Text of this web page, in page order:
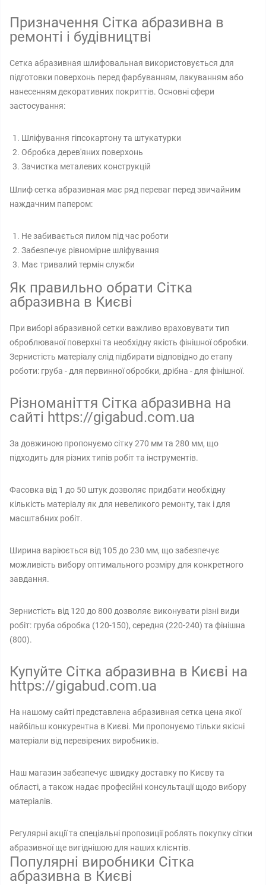
Призначення Сітка абразивна в
ремонті і будівництві
Сетка абразивная шлифовальная використовується для
підготовки поверхонь перед фарбуванням, лакуванням або
нанесенням декоративних покриттів. Основні сфери
застосування:
Шліфування гіпсокартону та штукатурки
Обробка дерев'яних поверхонь
Зачистка металевих конструкцій
Шлиф сетка абразивная має ряд переваг перед звичайним
наждачним папером:
Не забивається пилом під час роботи
Забезпечує рівномірне шліфування
Має тривалий термін служби
Як правильно обрати Сітка
абразивна в Києві
При виборі абразивной сетки важливо враховувати тип
оброблюваної поверхні та необхідну якість фінішної обробки.
Зернистість матеріалу слід підбирати відповідно до етапу
роботи: груба - для первинної обробки, дрібна - для фінішної.
Різноманіття Сітка абразивна на
сайті https://gigabud.com.ua
За довжиною пропонуємо сітку 270 мм та 280 мм, що
підходить для різних типів робіт та інструментів.
Фасовка від 1 до 50 штук дозволяє придбати необхідну
кількість матеріалу як для невеликого ремонту, так і для
масштабних робіт.
Ширина варіюється від 105 до 230 мм, що забезпечує
можливість вибору оптимального розміру для конкретного
завдання.
Зернистість від 120 до 800 дозволяє виконувати різні види
робіт: груба обробка (120-150), середня (220-240) та фінішна
(800).
Купуйте Сітка абразивна в Києві на
https://gigabud.com.ua
На нашому сайті представлена абразивная сетка цена якої
найбільш конкурентна в Києві. Ми пропонуємо тільки якісні
матеріали від перевірених виробників.
Наш магазин забезпечує швидку доставку по Києву та
області, а також надає професійні консультації щодо вибору
матеріалів.
Регулярні акції та спеціальні пропозиції роблять покупку сітки
абразивної ще вигіднішою для наших клієнтів.
Популярні виробники Сітка
абразивна в Києві